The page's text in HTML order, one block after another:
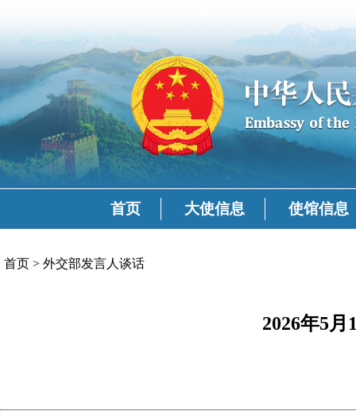
首页 大使信息 使馆信息
首页 > 外交部发言人谈话
2026年5